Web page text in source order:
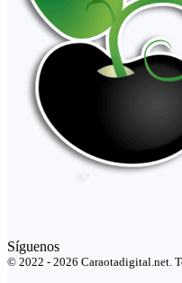
Síguenos
© 2022 - 2026 Caraotadigital.net.